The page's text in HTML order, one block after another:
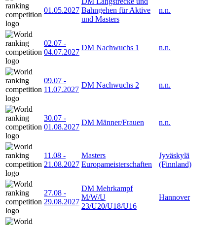
01.05.2027 Bahngehen für Aktive
und Masters
n.n.
02.07 -
04.07.2027
DM Nachwuchs 1 n.n.
09.07 -
11.07.2027
DM Nachwuchs 2 n.n.
30.07 -
01.08.2027
DM Männer/Frauen n.n.
11.08 -
21.08.2027
Masters
Europameisterschaften
Jyväskylä
(Finnland)
27.08 -
29.08.2027
DM Mehrkampf
M/W/U
23/U20/U18/U16
Hannover